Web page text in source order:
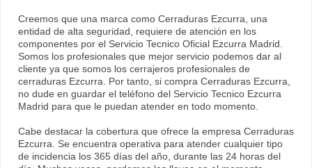
Creemos que una marca como Cerraduras Ezcurra, una
entidad de alta seguridad, requiere de atención en los
componentes por el Servicio Tecnico Oficial Ezcurra Madrid.
Somos los profesionales que mejor servicio podemos dar al
cliente ya que somos los cerrajeros profesionales de
cerraduras Ezcurra. Por tanto, si compra Cerraduras Ezcurra,
no dude en guardar el teléfono del Servicio Tecnico Ezcurra
Madrid para que le puedan atender en todo momento.
Cabe destacar la cobertura que ofrece la empresa Cerraduras
Ezcurra. Se encuentra operativa para atender cualquier tipo
de incidencia los 365 días del año, durante las 24 horas del